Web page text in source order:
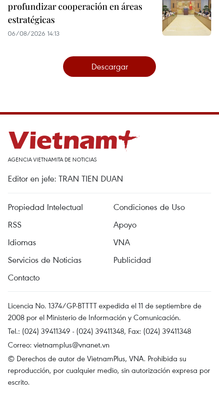
profundizar cooperación en áreas
estratégicas
06/08/2026 14:13
Descargar
AGENCIA VIETNAMITA DE NOTICIAS
Editor en jefe: TRAN TIEN DUAN
Propiedad Intelectual
Condiciones de Uso
RSS
Apoyo
Idiomas
VNA
Servicios de Noticias
Publicidad
Contacto
Licencia No. 1374/GP-BTTTT expedida el 11 de septiembre de
2008 por el Ministerio de Información y Comunicación.
Tel.: (024) 39411349 - (024) 39411348, Fax: (024) 39411348
Correo: vietnamplus@vnanet.vn
© Derechos de autor de VietnamPlus, VNA. Prohibida su
reproducción, por cualquier medio, sin autorización expresa por
escrito.